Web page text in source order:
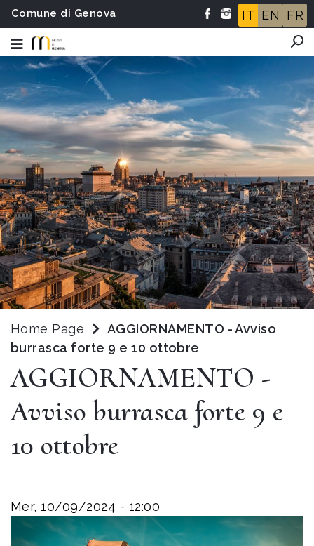
Comune di Genova IT EN FR
Home Page
AGGIORNAMENTO - Avviso
burrasca forte 9 e 10 ottobre
AGGIORNAMENTO -
Avviso burrasca forte 9 e
10 ottobre
Mer, 10/09/2024 - 12:00